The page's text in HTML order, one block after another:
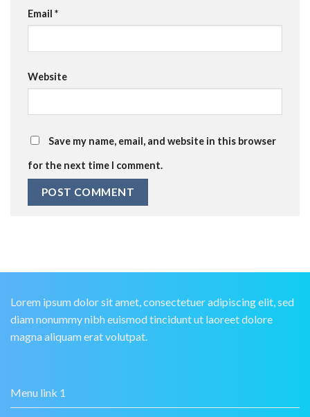
Email *
Website
Save my name, email, and website in this browser
for the next time I comment.
Lorem ipsum dolor sit amet, consectetuer adipiscing elit, sed
diam nonummy nibh euismod tincidunt ut laoreet dolore
magna aliquam erat volutpat.
Menu link 1